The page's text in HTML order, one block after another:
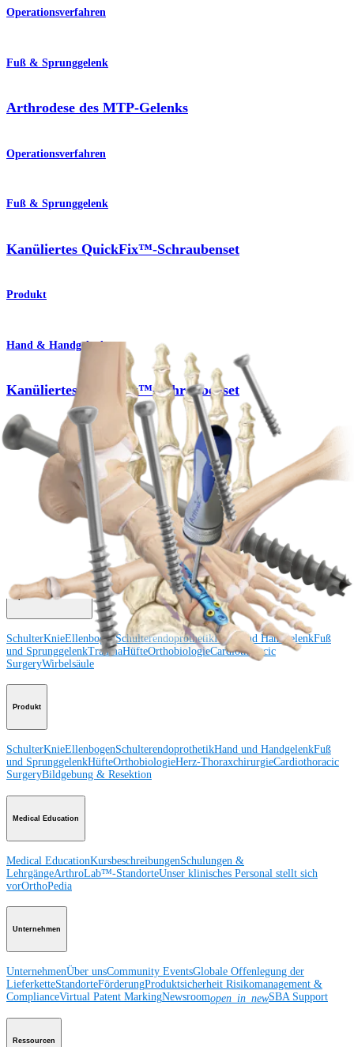
Operationsverfahren
Fuß & Sprunggelenk
Arthrodese des MTP-Gelenks
Operationsverfahren
Fuß & Sprunggelenk
Kanüliertes QuickFix™-Schraubenset
Produkt
Hand & Handgelenk
Kanüliertes QuickFix™-Schraubenset
Produkt
Wie können wir Ihnen helfen?
Medizinproduktberater:in kontaktieren
Veranstaltungen, Lab-Vorführungen und Schulungsmöglichkeiten
ansehen
Unseren Newsletter abonnieren
Besuchen Sie uns
Operationsverfahren
SchulterKnieEllenbogenSchulterendoprothetikHand und HandgelenkFuß
und SprunggelenkTraumaHüfteOrthobiologieCardiothoracic
SurgeryWirbelsäule
Produkt
SchulterKnieEllenbogenSchulterendoprothetikHand und HandgelenkFuß
und SprunggelenkHüfteOrthobiologieHerz-ThoraxchirurgieCardiothoracic
SurgeryBildgebung & Resektion
Medical Education
Medical EducationKursbeschreibungenSchulungen &
LehrgängeArthroLab™-StandorteUnser klinisches Personal stellt sich
vorOrthoPedia
Unternehmen
UnternehmenÜber unsCommunity EventsGlobale Offenlegung der
LieferketteStandorteFörderungProduktsicherheit Risikomanagement &
ComplianceVirtual Patent MarkingNewsroomopen_in_newSBA Support
Ressourcen